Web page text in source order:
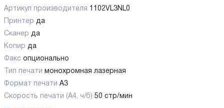
Артикул производителя 1102VL3NL0
Принтер да
Сканер да
Копир да
Факс опционально
Тип печати монохромная лазерная
Формат печати A3
Скорость печати (А4, ч/б) 50 стр/мин